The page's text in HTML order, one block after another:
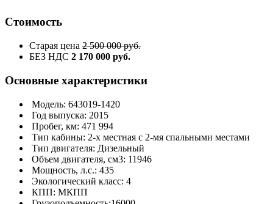
Стоимость
Старая цена 2 500 000 руб.
БЕЗ НДС 2 170 000 руб.
Основные характеристики
Модель: 643019-1420
Год выпуска: 2015
Пробег, км: 471 994
Тип кабины: 2-х местная с 2-мя спальными местами
Тип двигателя: Дизельный
Объем двигателя, см3: 11946
Мощность, л.с.: 435
Экологический класс: 4
КПП: МКПП